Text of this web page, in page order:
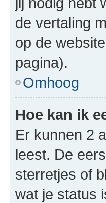
de vertaling
op de
pagina).
Omhoog
Hoe kan ik
Er kunnen 2
leest. De
sterretjes of
wat je status